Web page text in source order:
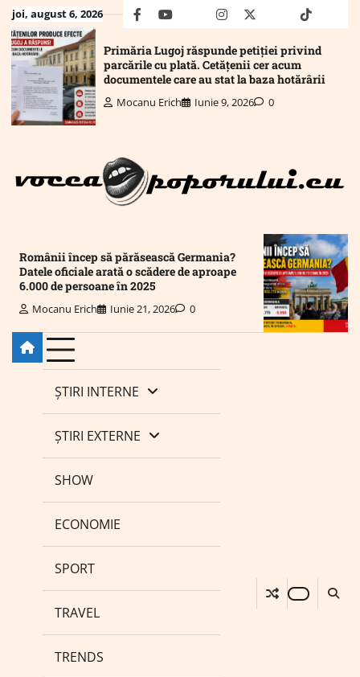
Skip
to
content
joi, august 6, 2026 facebookyoutubeMailinstagram
twitter truthtiktok
Primăria Lugoj răspunde petiției privind
parcările cu plată. Cetățenii cer acum
documentele care au stat la baza hotărârii
Mocanu Erich Iunie 9, 2026 0
Românii încep să părăsească Germania?
Datele oficiale arată o scădere de aproape
6.000 de persoane în 2025
Mocanu Erich Iunie 21, 2026 0
ȘTIRI INTERNE
ȘTIRI EXTERNE
SHOW
ECONOMIE
SPORT
TRAVEL
TRENDS